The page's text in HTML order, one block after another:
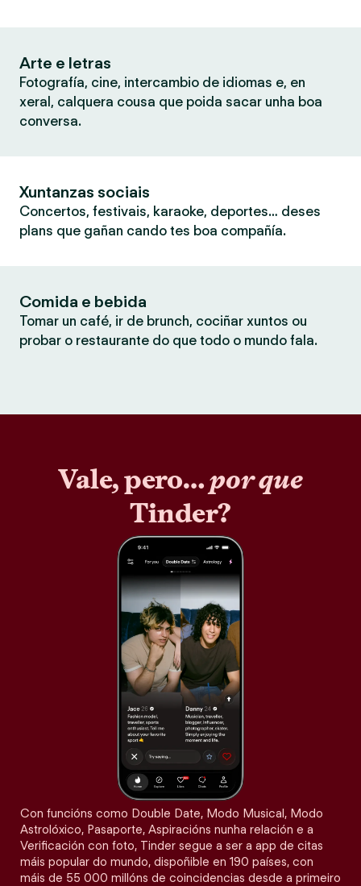
Arte e letras
Fotografía, cine, intercambio de idiomas e, en
xeral, calquera cousa que poida sacar unha boa
conversa.
Xuntanzas sociais
Concertos, festivais, karaoke, deportes… deses
plans que gañan cando tes boa compañía.
Comida e bebida
Tomar un café, ir de brunch, cociñar xuntos ou
probar o restaurante do que todo o mundo fala.
Vale, pero…por que
Tinder?
Con funcións como Double Date, Modo Musical, Modo
Astrolóxico, Pasaporte, Aspiracións nunha relación e a
Verificación con foto, Tinder segue a ser a app de citas
máis popular do mundo, dispoñible en 190 países, con
máis de 55 000 millóns de coincidencias desde a primeiro